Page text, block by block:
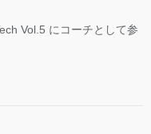
Vol.5 にコーチとして参